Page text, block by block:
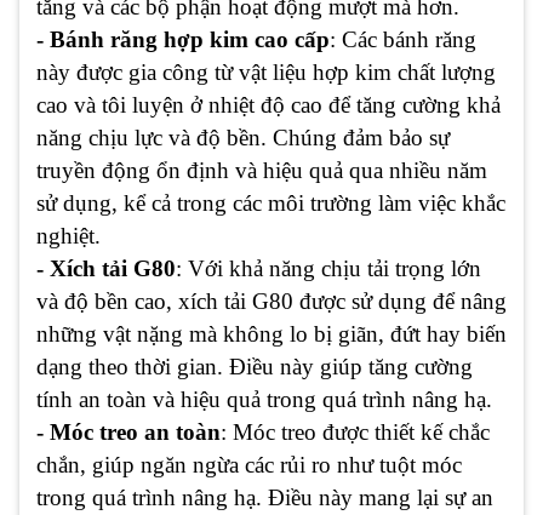
tăng và các bộ phận hoạt động mượt mà hơn.
- Bánh răng hợp kim cao cấp: Các bánh răng
này được gia công từ vật liệu hợp kim chất lượng
cao và tôi luyện ở nhiệt độ cao để tăng cường khả
năng chịu lực và độ bền. Chúng đảm bảo sự
truyền động ổn định và hiệu quả qua nhiều năm
sử dụng, kể cả trong các môi trường làm việc khắc
nghiệt.
- Xích tải G80: Với khả năng chịu tải trọng lớn
và độ bền cao, xích tải G80 được sử dụng để nâng
những vật nặng mà không lo bị giãn, đứt hay biến
dạng theo thời gian. Điều này giúp tăng cường
tính an toàn và hiệu quả trong quá trình nâng hạ.
- Móc treo an toàn: Móc treo được thiết kế chắc
chắn, giúp ngăn ngừa các rủi ro như tuột móc
trong quá trình nâng hạ. Điều này mang lại sự an